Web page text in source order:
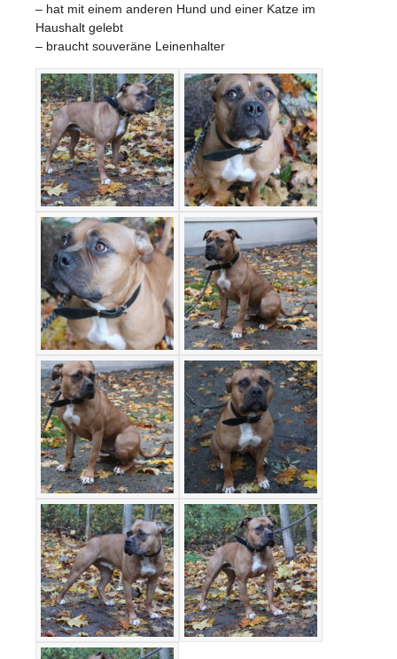
– hat mit einem anderen Hund und einer Katze im
Haushalt gelebt
– braucht souveräne Leinenhalter